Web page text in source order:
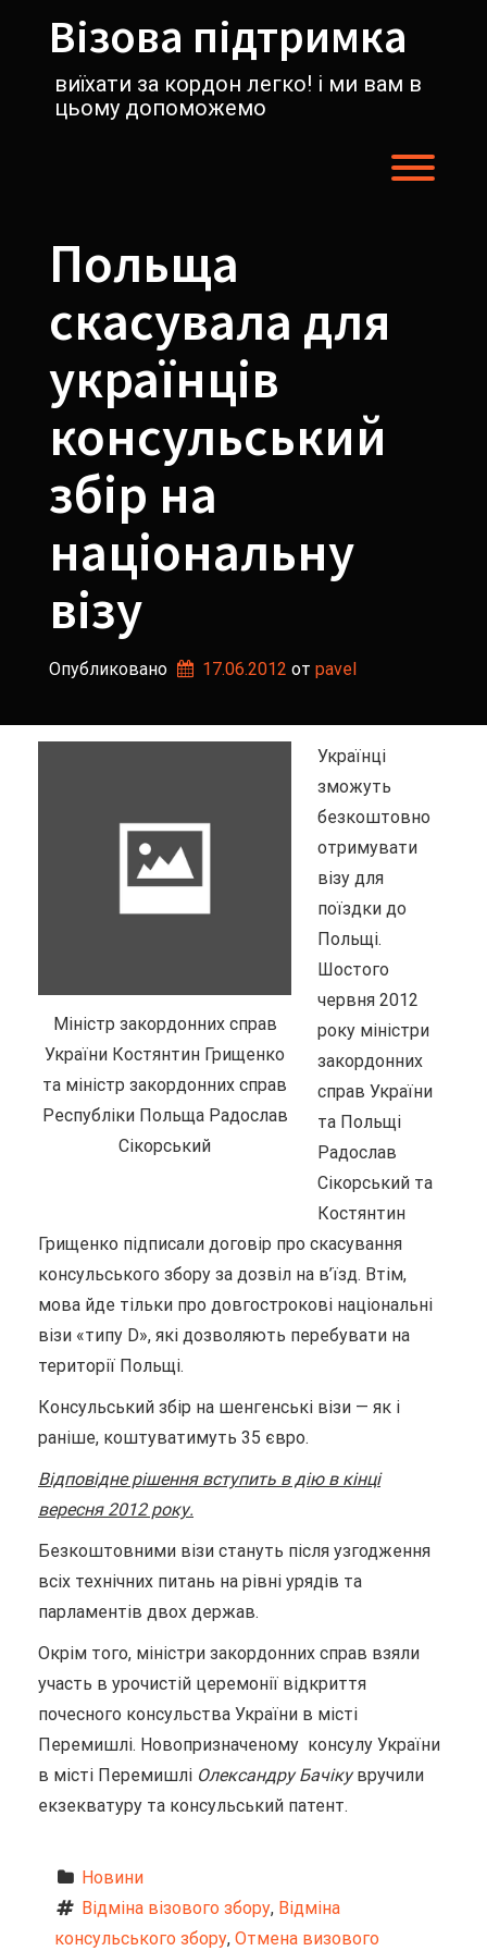
содержимомуВізова підтримка
виїхати за кордон легко! і ми вам в
цьому допоможемо
Польща
скасувала для
українців
консульський
збір на
національну
візу
Опубликовано 17.06.2012 от pavel
Міністр закордонних справ
України Костянтин Грищенко
та міністр закордонних справ
Республіки Польща Радослав
Сікорський
Українці
зможуть
безкоштовно
отримувати
візу для
поїздки до
Польщі.
Шостого
червня 2012
року міністри
закордонних
справ України
та Польщі
Радослав
Сікорський та
Костянтин
Грищенко підписали договір про скасування
консульського збору за дозвіл на в’їзд. Втім,
мова йде тільки про довгострокові національні
візи «типу D», які дозволяють перебувати на
території Польщі.
Консульський збір на шенгенські візи — як і
раніше, коштуватимуть 35 євро.
Відповідне рішення вступить в дію в кінці
вересня 2012 року.
Безкоштовними візи стануть після узгодження
всіх технічних питань на рівні урядів та
парламентів двох держав.
Окрім того, міністри закордонних справ взяли
участь в урочистій церемонії відкриття
почесного консульства України в місті
Перемишлі. Новопризначеному консулу України
в місті Перемишлі Олександру Бачікувручили
екзекватуру та консульський патент.
Новини
Відміна візового збору, Відміна
консульського збору, Отмена визового